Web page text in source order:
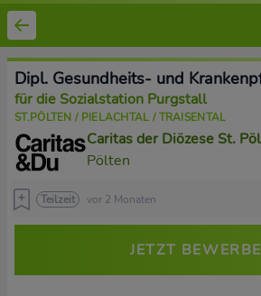
Dipl. Gesundheits- und
für die Sozialstation Purgstall
ST.PÖLTEN / PIELACHTAL / TRAISENTAL
Caritas der Diözese St.
Pölten
Teilzeit vor 2 Monaten
JETZT